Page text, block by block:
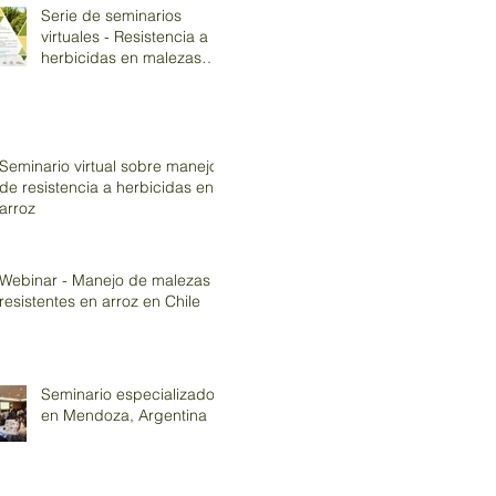
Serie de seminarios
virtuales - Resistencia a
herbicidas en malezas
Seminario virtual sobre manejo
de resistencia a herbicidas en
arroz
Webinar - Manejo de malezas
resistentes en arroz en Chile
Seminario especializado
en Mendoza, Argentina